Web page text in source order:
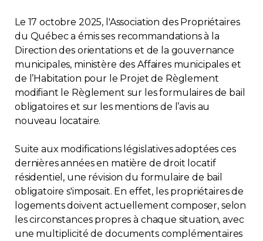
Copropriété
Environnement
Rabais APQ
App APQ
Médias
FAQ
Contact
Le 17 octobre 2025, l'Association des Propriétaires
du Québec a émis ses recommandations à la
Direction des orientations et de la gouvernance
municipales, ministère des Affaires municipales et
de l’Habitation pour le Projet de Règlement
modifiant le Règlement sur les formulaires de bail
obligatoires et sur les mentions de l’avis au
nouveau locataire.
Suite aux modifications législatives adoptées ces
dernières années en matière de droit locatif
résidentiel, une révision du formulaire de bail
obligatoire s'imposait. En effet, les propriétaires de
logements doivent actuellement composer, selon
les circonstances propres à chaque situation, avec
une multiplicité de documents complémentaires